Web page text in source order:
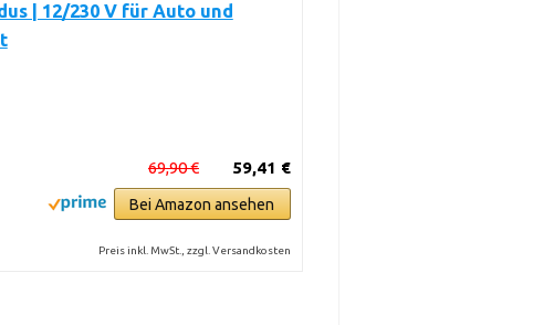
| 12/230 V für Auto und
59,41 €
69,90 €
Bei Amazon ansehen
Preis inkl. MwSt., zzgl. Versandkosten